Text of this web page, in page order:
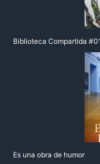
Biblioteca Compartida
Es una obra de humor